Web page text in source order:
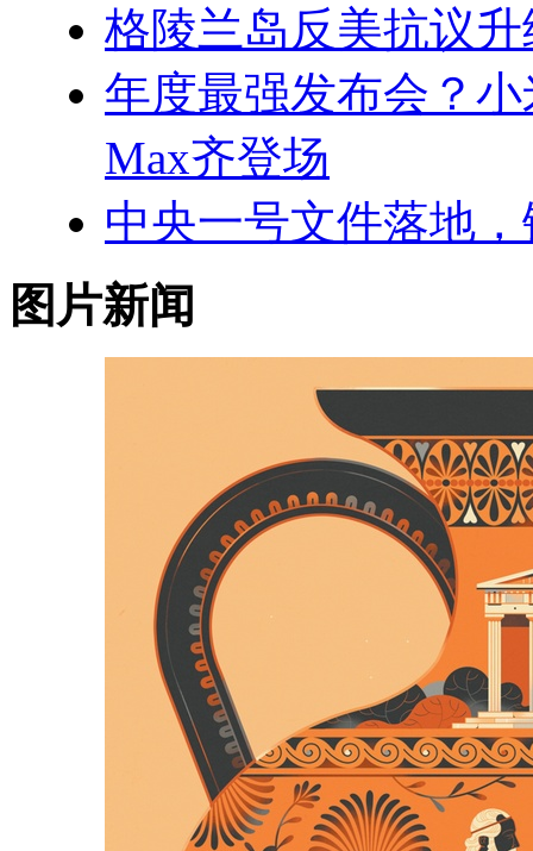
格陵兰岛反美抗议
年度最强发布会？
Max齐登场
中央一号文件落地
图片新闻